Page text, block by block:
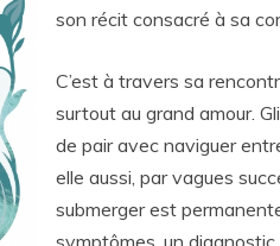
son récit consacré à sa
C’est à travers sa
surtout au grand amour.
de pair avec naviguer
elle aussi, par vagues
submerger est
symptômes, un